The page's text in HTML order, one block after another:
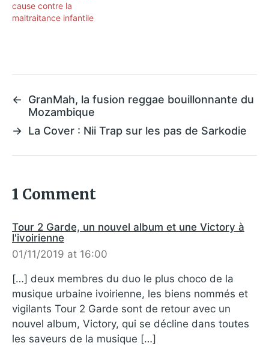
cause contre la
maltraitance infantile
←
GranMah, la fusion reggae bouillonnante du
Mozambique
→ La Cover : Nii Trap sur les pas de Sarkodie
1 Comment
Tour 2 Garde, un nouvel album et une Victory à
l'ivoirienne
01/11/2019 at 16:00
[…] deux membres du duo le plus choco de la
musique urbaine ivoirienne, les biens nommés et
vigilants Tour 2 Garde sont de retour avec un
nouvel album, Victory, qui se décline dans toutes
les saveurs de la musique […]